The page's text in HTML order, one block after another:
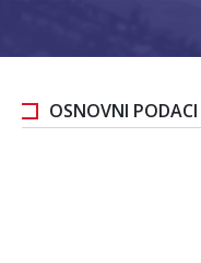
OSNOVNI PODACI